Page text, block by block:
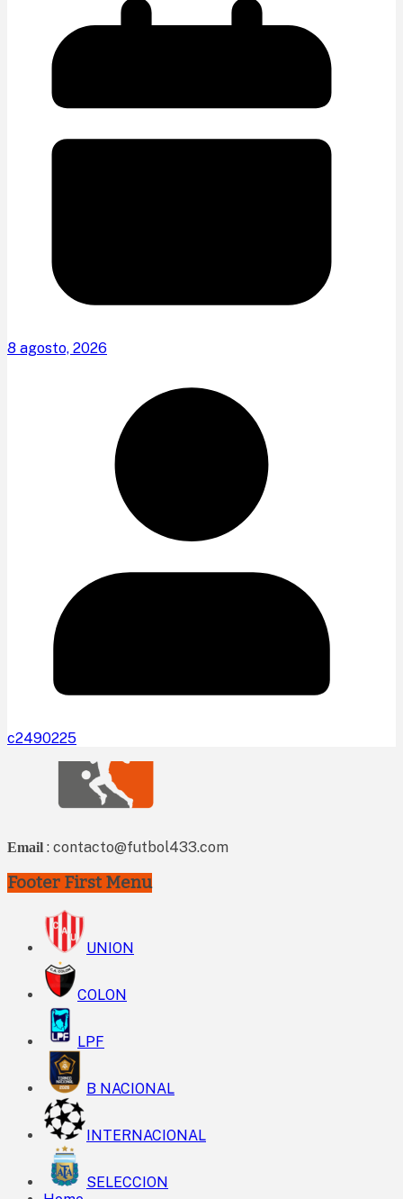
8 agosto, 2026
c2490225
Email : contacto@futbol433.com
Footer First Menu
UNION
COLON
LPF
B NACIONAL
INTERNACIONAL
SELECCION